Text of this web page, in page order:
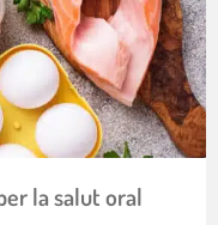
la salut oral